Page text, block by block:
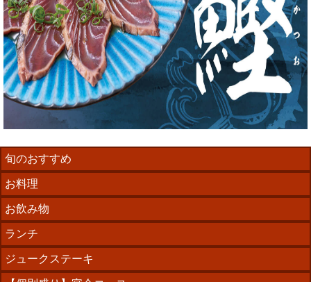
旬のおすすめ
お料理
お飲み物
ランチ
ジュークステーキ